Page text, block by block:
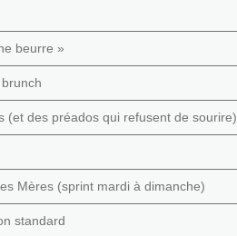
beurre »
(et des préados qui refusent de sourire)
Mères (sprint mardi à dimanche)
standard